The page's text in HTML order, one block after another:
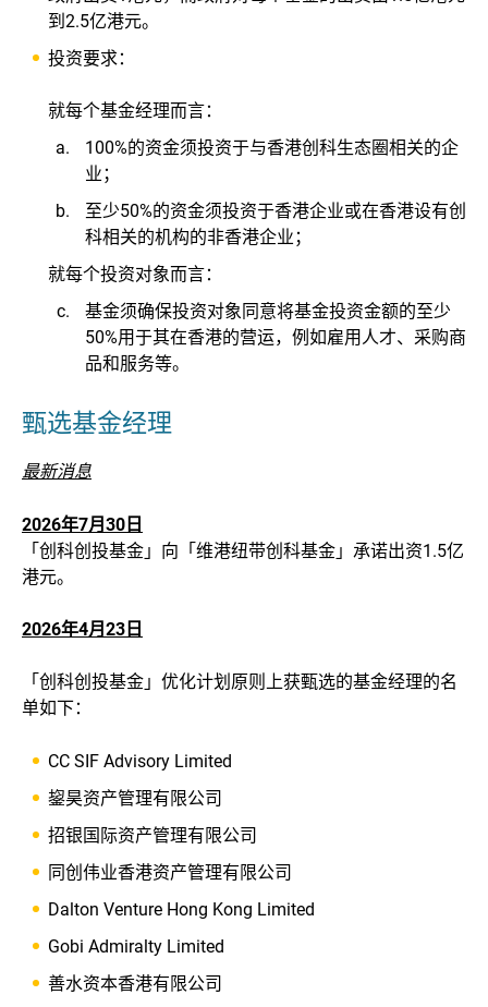
到2.5亿港元。
投资要求：
就每个基金经理而言：
100%的资金须投资于与香港创科生态圈相关的企
业；
至少50%的资金须投资于香港企业或在香港设有创
科相关的机构的非香港企业；
就每个投资对象而言：
基金须确保投资对象同意将基金投资金额的至少
50%用于其在香港的营运，例如雇用人才、采购商
品和服务等。
甄选基金经理
最新消息
2026年7月30日
「创科创投基金」向「维港纽带创科基金」承诺出资1.5亿
港元。
2026年4月23日
「创科创投基金」优化计划原则上获甄选的基金经理的名
单如下：
CC SIF Advisory Limited
鋆昊资产管理有限公司
招银国际资产管理有限公司
同创伟业香港资产管理有限公司
Dalton Venture Hong Kong Limited
Gobi Admiralty Limited
善水资本香港有限公司